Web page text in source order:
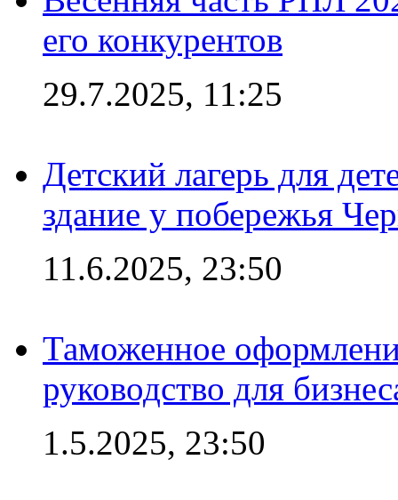
его конкурентов
29.7.2025, 11:25
Детский лагерь для
здание у побережья
11.6.2025, 23:50
Таможенное
руководство для
1.5.2025, 23:50